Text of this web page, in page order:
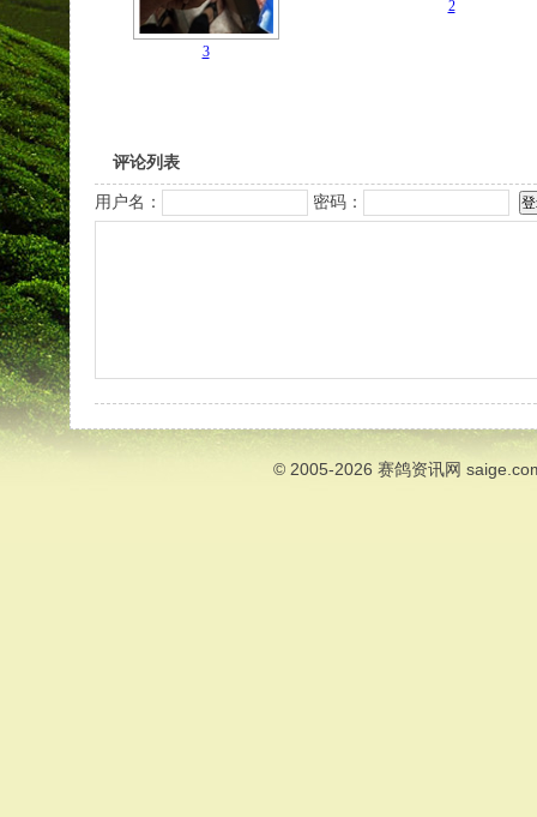
3
2
评论列表
用户名： 密码：
© 2005-2026 赛鸽资讯网